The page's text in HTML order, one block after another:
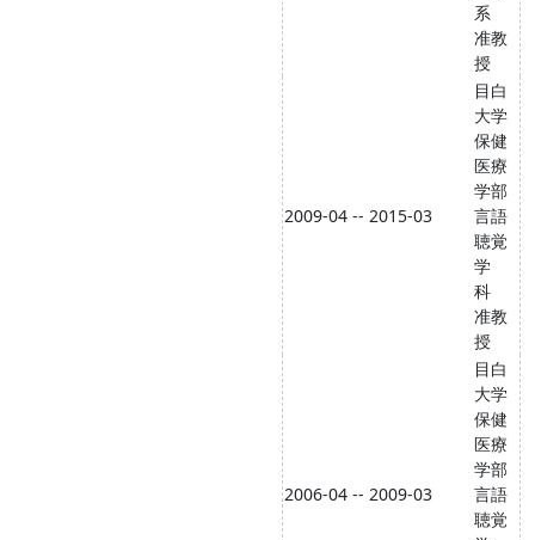
系
准教
授
2009-04 -- 2015-03
目白
大学
保健
医療
学部
言語
聴覚
学
科
准教
授
2006-04 -- 2009-03
目白
大学
保健
医療
学部
言語
聴覚